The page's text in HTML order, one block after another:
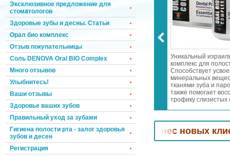
Эксклюзивное предложение для
стоматологов
Здоровые зубы и десны. Статьи
Орал био комплекс
Отзыв покупательницы
Соль DENOVA Oral BIO Complex
Много отзывов
Улыбнитесь!
Ваши отзывы
Здоровье ваших зубов
Правильный уход за зубами
Гигиена полости рта - залог здоровья
зубов и десен
Регистрация
изо рта
Осветление и
эмали! Лечение
и пародонтита!
в
всего за
Эксклюзивное предложение
для стоматологов!
Специальные цены и подарки!
Мы возвращаем к Вам
клиентов, которые уже хотели
уйти к Вашим конкурентам.
Уникальный
комплекс для
Способствует
минеральных
тканями зуба и
также помогает
трофику слизистых
чувствительность
дёсен.
Привлечемв Ваш бизнес новых клиентов